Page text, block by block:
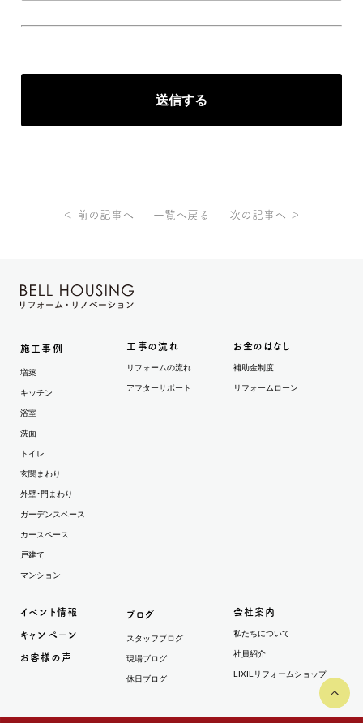
＜ 前の記事へ 一覧へ戻る 次の記事へ ＞
施工事例
増築
キッチン
浴室
洗面
トイレ
玄関まわり
外壁・門まわり
ガーデンスペース
カースペース
戸建て
マンション
工事の流れ
リフォームの流れ
アフターサポート
お金のはなし
補助金制度
リフォームローン
イベント情報
キャンペーン
お客様の声
ブログ
スタッフブログ
現場ブログ
休日ブログ
会社案内
私たちについて
社員紹介
LIXILリフォームショップ